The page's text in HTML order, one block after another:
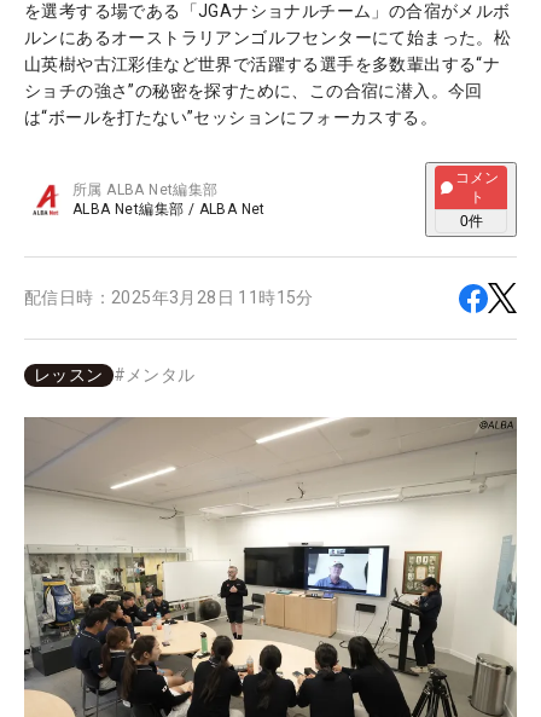
を選考する場である「JGAナショナルチーム」の合宿がメルボ
ルンにあるオーストラリアンゴルフセンターにて始まった。松
山英樹や古江彩佳など世界で活躍する選手を多数輩出する“ナ
ショチの強さ”の秘密を探すために、この合宿に潜入。今回
は“ボールを打たない”セッションにフォーカスする。
所属ALBA Net編集部
ALBA Net編集部 / ALBA Net
コメン
ト
0件
配信日時： 2025年3月28日 11時15分
レッスン # メンタル